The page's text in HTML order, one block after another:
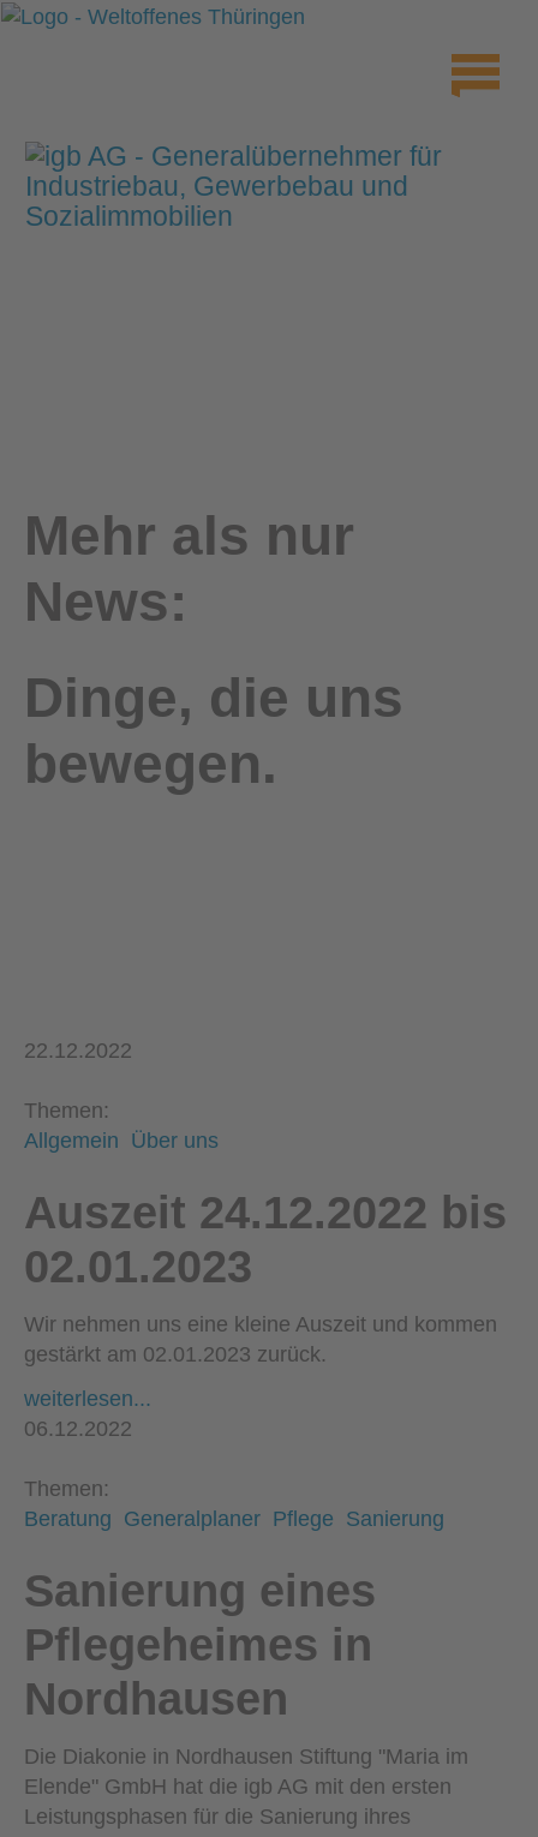
Mehr als nur
News:
Dinge, die uns
bewegen.
22.12.2022
Themen:
Allgemein Über uns
Auszeit 24.12.2022 bis
02.01.2023
Wir nehmen uns eine kleine Auszeit und kommen
gestärkt am 02.01.2023 zurück.
weiterlesen...
06.12.2022
Themen:
Beratung Generalplaner Pflege Sanierung
Sanierung eines
Pflegeheimes in
Nordhausen
Die Diakonie in Nordhausen Stiftung "Maria im
Elende" GmbH hat die igb AG mit den ersten
Leistungsphasen für die Sanierung ihres